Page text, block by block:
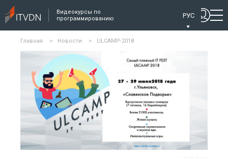
Видеокурсы по
программированию
РУС
Главная > Новости > ULCAMP-2018